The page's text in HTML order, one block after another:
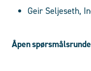
Geir Seljeseth,
Åpen spørsmålsrunde